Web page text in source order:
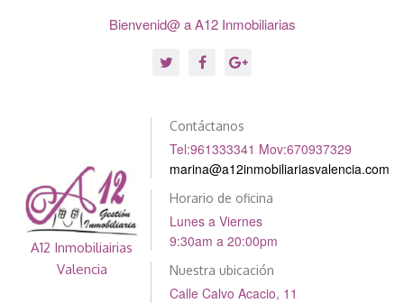
Bienvenid@ a A12 Inmobiliarias
A12 Inmobiliairias
Valencia
Contáctanos
Tel:961333341 Mov:670937329
marina@a12inmobiliariasvalencia.com
Horario de oficina
Lunes a Viernes
9:30am a 20:00pm
Nuestra ubicación
Calle Calvo Acacio, 11